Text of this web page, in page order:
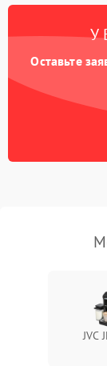
Постоянные
У
Оставьте
JVC